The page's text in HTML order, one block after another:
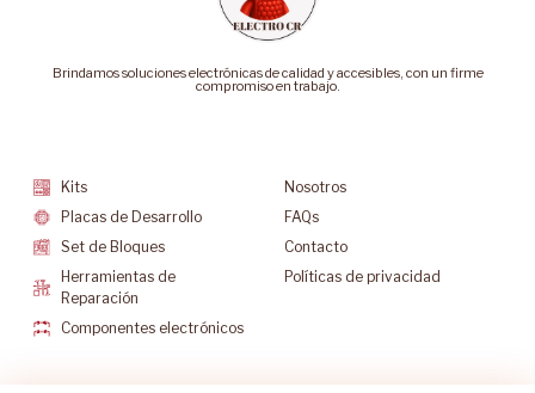
Brindamos soluciones electrónicas de calidad y accesibles, con un firme
compromiso en trabajo.
Kits
Placas de Desarrollo
Set de Bloques
Herramientas de
Reparación
Componentes electrónicos
Nosotros
FAQs
Contacto
Políticas de privacidad